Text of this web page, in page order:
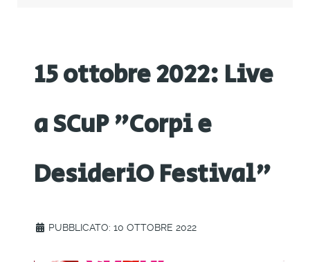
15 ottobre 2022: Live
a SCuP "Corpi e
DesideriO Festival"
PUBBLICATO: 10 OTTOBRE 2022